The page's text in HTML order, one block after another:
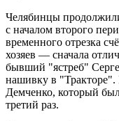
Челябинцы
с началом второго
временного отрезка
хозяев — сначала
бывший "ястреб"
нашивку в "Тракторе".
Демченко, который
третий раз.